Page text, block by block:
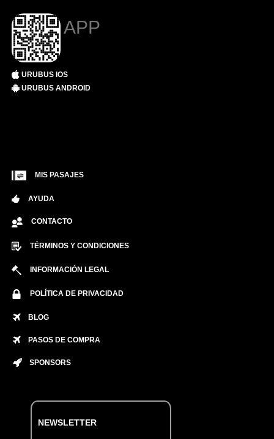
APP
URUBUS IOS
URUBUS ANDROID
MIS PASAJES
AYUDA
CONTACTO
TÉRMINOS Y CONDICIONES
INFORMACIÓN LEGAL
POLÍTICA DE PRIVACIDAD
BLOG
PASOS DE COMPRA
SPONSORS
NEWSLETTER